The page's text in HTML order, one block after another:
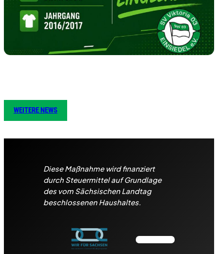
WEITERE NEWS
Diese Maßnahme wird finanziert
durch Steuermittel auf Grundlage
des vom Sächsischen Landtag
beschlossenen Haushaltes.